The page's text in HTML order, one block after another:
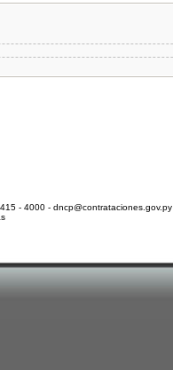
- 4000 - dncp@contrataciones.gov.py